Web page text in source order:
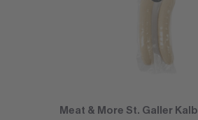
Meat & More St. Galler